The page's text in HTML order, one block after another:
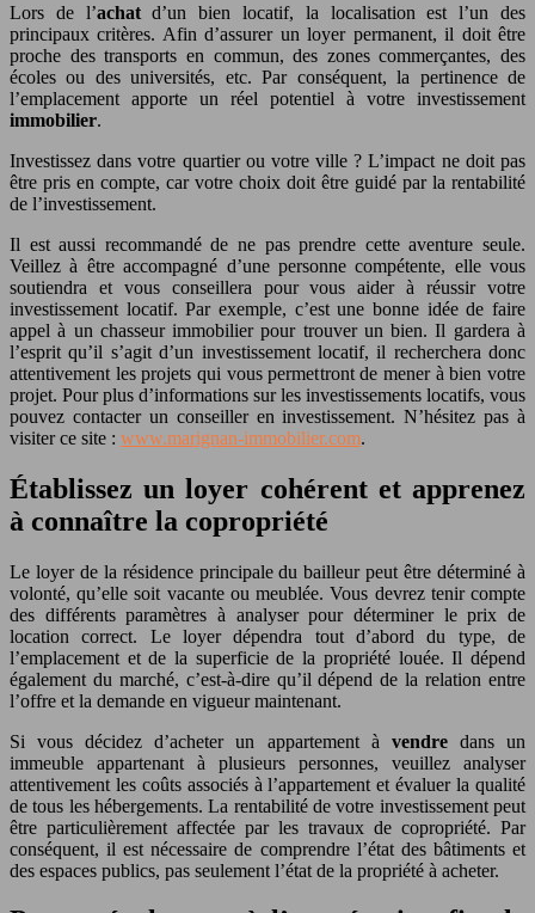
Lors de l’achatd’un bien locatif, la localisation est l’un des
principaux critères. Afin d’assurer un loyer permanent, il doit être
proche des transports en commun, des zones commerçantes, des
écoles ou des universités, etc. Par conséquent, la pertinence de
l’emplacement apporte un réel potentiel à votre investissement
immobilier.
Investissez dans votre quartier ou votre ville ? L’impact ne doit pas
être pris en compte, car votre choix doit être guidé par la rentabilité
de l’investissement.
Il est aussi recommandé de ne pas prendre cette aventure seule.
Veillez à être accompagné d’une personne compétente, elle vous
soutiendra et vous conseillera pour vous aider à réussir votre
investissement locatif. Par exemple, c’est une bonne idée de faire
appel à un chasseur immobilier pour trouver un bien. Il gardera à
l’esprit qu’il s’agit d’un investissement locatif, il recherchera donc
attentivement les projets qui vous permettront de mener à bien votre
projet. Pour plus d’informations sur les investissements locatifs, vous
pouvez contacter un conseiller en investissement. N’hésitez pas à
visiter ce site : www.marignan-immobilier.com.
Établissez un loyer cohérent et apprenez
à connaître la copropriété
Le loyer de la résidence principale du bailleur peut être déterminé à
volonté, qu’elle soit vacante ou meublée. Vous devrez tenir compte
des différents paramètres à analyser pour déterminer le prix de
location correct. Le loyer dépendra tout d’abord du type, de
l’emplacement et de la superficie de la propriété louée. Il dépend
également du marché, c’est-à-dire qu’il dépend de la relation entre
l’offre et la demande en vigueur maintenant.
Si vous décidez d’acheter un appartement à vendredans un
immeuble appartenant à plusieurs personnes, veuillez analyser
attentivement les coûts associés à l’appartement et évaluer la qualité
de tous les hébergements. La rentabilité de votre investissement peut
être particulièrement affectée par les travaux de copropriété. Par
conséquent, il est nécessaire de comprendre l’état des bâtiments et
des espaces publics, pas seulement l’état de la propriété à acheter.